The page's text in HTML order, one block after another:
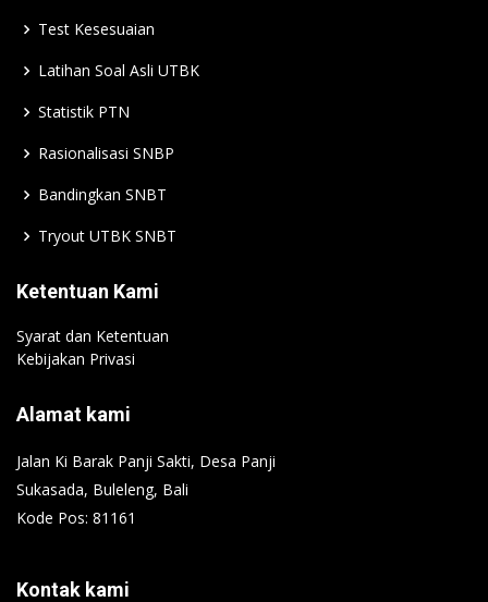
Test Kesesuaian
Latihan Soal Asli UTBK
Statistik PTN
Rasionalisasi SNBP
Bandingkan SNBT
Tryout UTBK SNBT
Ketentuan Kami
Syarat dan Ketentuan
Kebijakan Privasi
Alamat kami
Jalan Ki Barak Panji Sakti, Desa Panji
Sukasada, Buleleng, Bali
Kode Pos: 81161
Kontak kami